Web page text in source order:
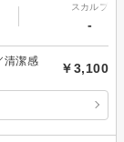
スカルプ
-
清潔感
￥3,100